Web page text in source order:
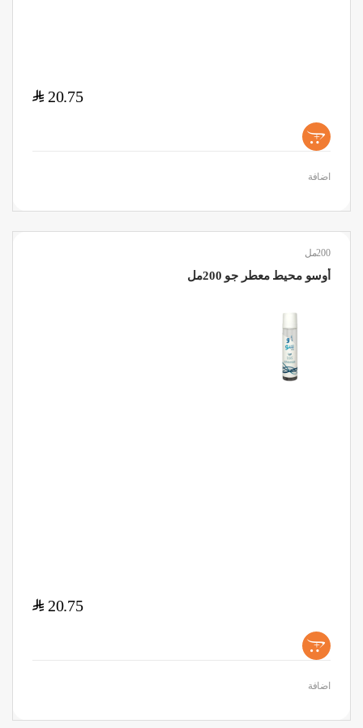
20.75
$
+
اضافة
200مل
أوسو محيط معطر جو 200مل
20.75
$
+
اضافة